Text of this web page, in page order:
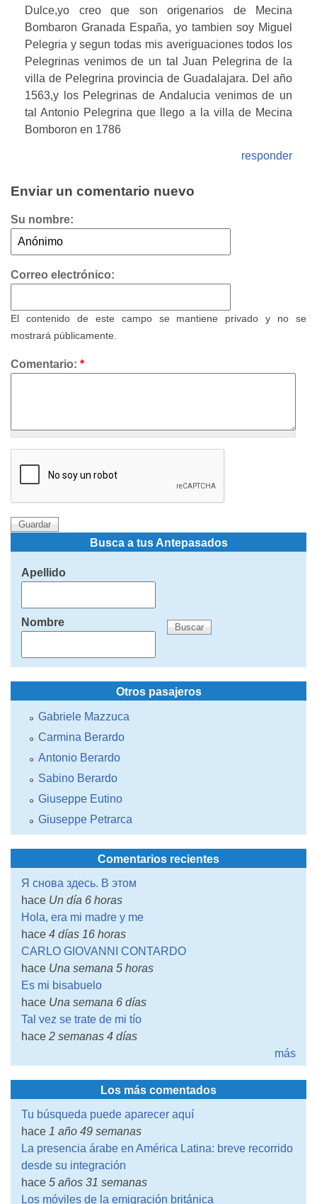
Dulce,yo creo que son origenarios de Mecina
Bombaron Granada España, yo tambien soy Miguel
Pelegria y segun todas mis averiguaciones todos los
Pelegrinas venimos de un tal Juan Pelegrina de la
villa de Pelegrina provincia de Guadalajara. Del año
1563,y los Pelegrinas de Andalucia venimos de un
tal Antonio Pelegrina que llego a la villa de Mecina
Bomboron en 1786
responder
Enviar un comentario nuevo
Su nombre:
Correo electrónico:
El contenido de este campo se mantiene privado y no se
mostrará públicamente.
Comentario: *
Busca a tus Antepasados
Apellido
Nombre
Otros pasajeros
Gabriele Mazzuca
Carmina Berardo
Antonio Berardo
Sabino Berardo
Giuseppe Eutino
Giuseppe Petrarca
Comentarios recientes
Я снова здесь. В этом
hace Un día 6 horas
Hola, era mi madre y me
hace 4 días 16 horas
CARLO GIOVANNI CONTARDO
hace Una semana 5 horas
Es mi bisabuelo
hace Una semana 6 días
Tal vez se trate de mi tío
hace 2 semanas 4 días
más
Los más comentados
Tu búsqueda puede aparecer aquí
hace 1 año 49 semanas
La presencia árabe en América Latina: breve recorrido
desde su integración
hace 5 años 31 semanas
Los móviles de la emigración británica